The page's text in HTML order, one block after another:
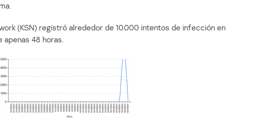
(KSN) registró alrededor de 10.000 intentos de infección en
apenas 48 horas.